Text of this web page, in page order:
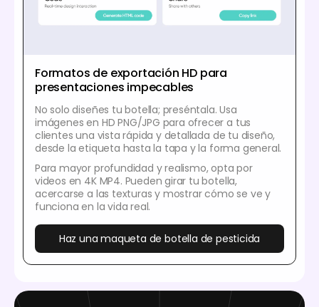
Formatos de exportación HD para
presentaciones impecables
No solo diseñes tu botella; preséntala. Usa
imágenes en HD PNG/JPG para ofrecer a tus
clientes una vista rápida y detallada de tu diseño,
desde la etiqueta hasta la tapa y la forma general.
Para mayor profundidad y realismo, opta por
videos en 4K MP4. Pueden girar tu botella,
acercarse a las texturas y mostrar cómo se ve y
funciona en la vida real.
Haz una maqueta de botella de pesticida